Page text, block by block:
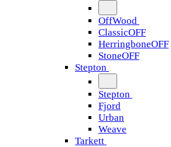
OffWood
ClassicOFF
HerringboneOFF
StoneOFF
Stepton
Stepton
Fjord
Urban
Weave
Tarkett